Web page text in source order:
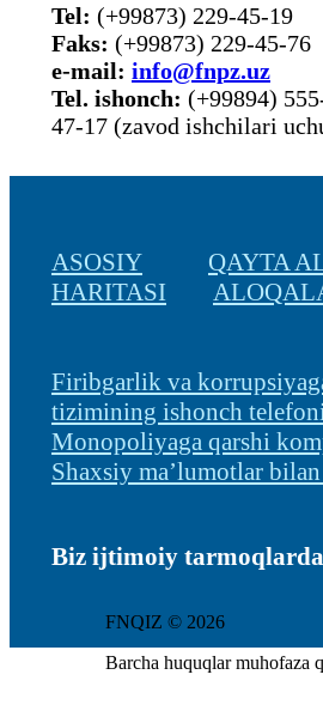
Tel: (+99873) 229-45-19
Faks: (+99873) 229-45-76
е-mail: info@fnpz.uz
Tel. ishonch: (+99894)
47-17 (zavod ishchilari
ASOSIY QAYTA
HARITASI
Firibgarlik va
tizimining ishonch telefoni
Monopoliyaga qarshi
Shaxsiy ma’lumotlar
Biz ijtimoiy
FNQIZ © 2026
Barcha huquqlar muhofaza